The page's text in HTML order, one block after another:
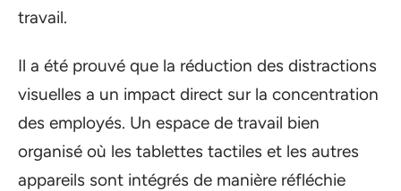
travail.
Il a été prouvé que la réduction des distractions
visuelles a un impact direct sur la concentration
des employés. Un espace de travail bien
organisé où les tablettes tactiles et les autres
appareils sont intégrés de manière réfléchie